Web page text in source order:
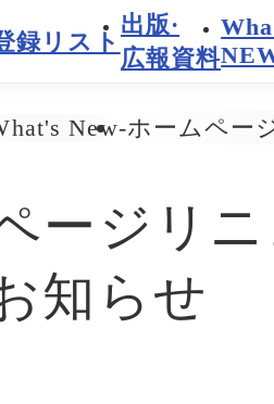
録リスト
出版·
広報資料
New ホームペー
ージリ
知らせ